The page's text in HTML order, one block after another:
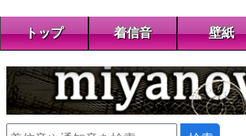
トップ 着信音 壁紙